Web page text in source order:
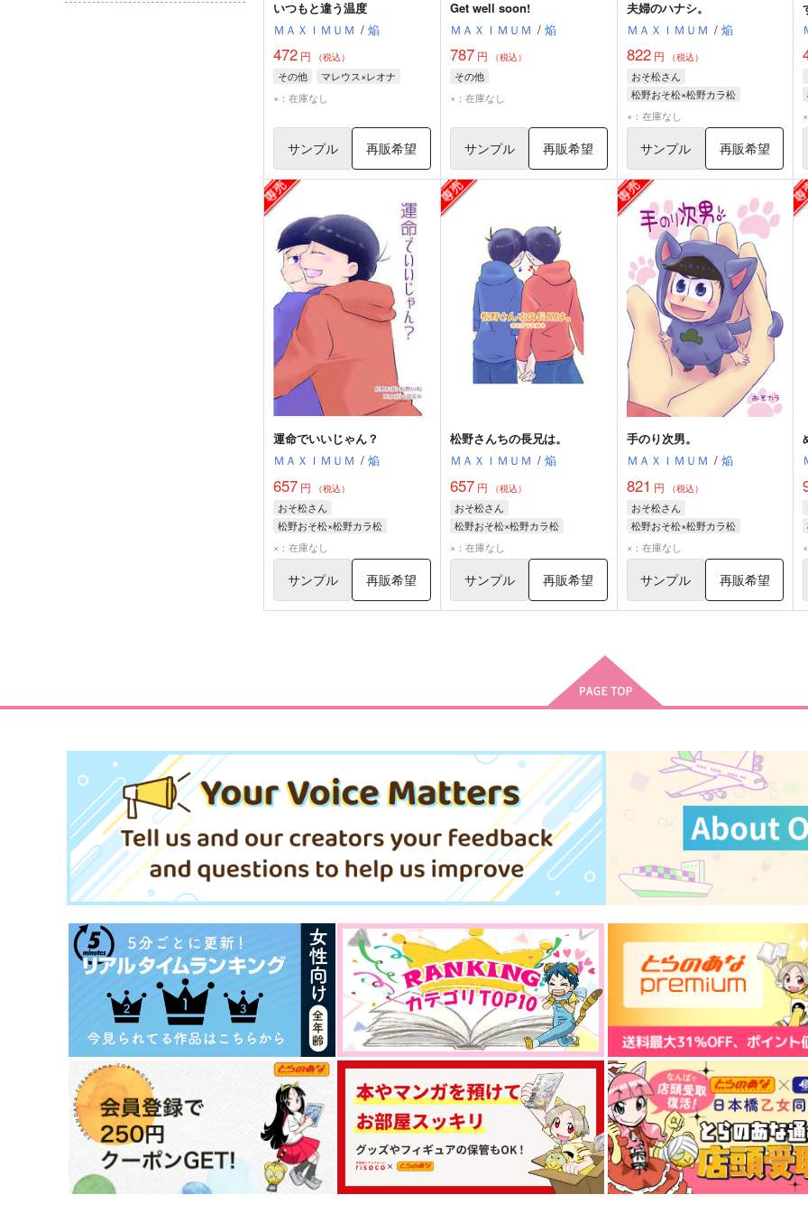
いつもと違う温度
ＭＡＸＩＭＵＭ / 焔
472 円 （税込）
その他
マレウス×レオナ
×：在庫なし
サンプル 再販希望
Get well soon!
ＭＡＸＩＭＵＭ / 焔
787円 （税込）
その他
×：在庫なし
サンプル 再販希望
夫婦のハナシ。
ＭＡＸＩＭＵＭ / 焔
822円 （税込）
おそ松さん
松野おそ松×松野カラ松
松野おそ松
×：在庫なし
サンプル 再販希望
運命でいいじゃん？
ＭＡＸＩＭＵＭ / 焔
657 円 （税込）
おそ松さん
松野おそ松×松野カラ松
松野おそ松
×：在庫なし
サンプル 再販希望
松野さんちの長兄は。
ＭＡＸＩＭＵＭ / 焔
657円 （税込）
おそ松さん
松野おそ松×松野カラ松
松野おそ松
×：在庫なし
サンプル 再販希望
手のり次男。
ＭＡＸＩＭＵＭ / 焔
821 円 （税込）
おそ松さん
松野おそ松×松野カラ松
松野おそ松
×：在庫なし
サンプル 再販希望